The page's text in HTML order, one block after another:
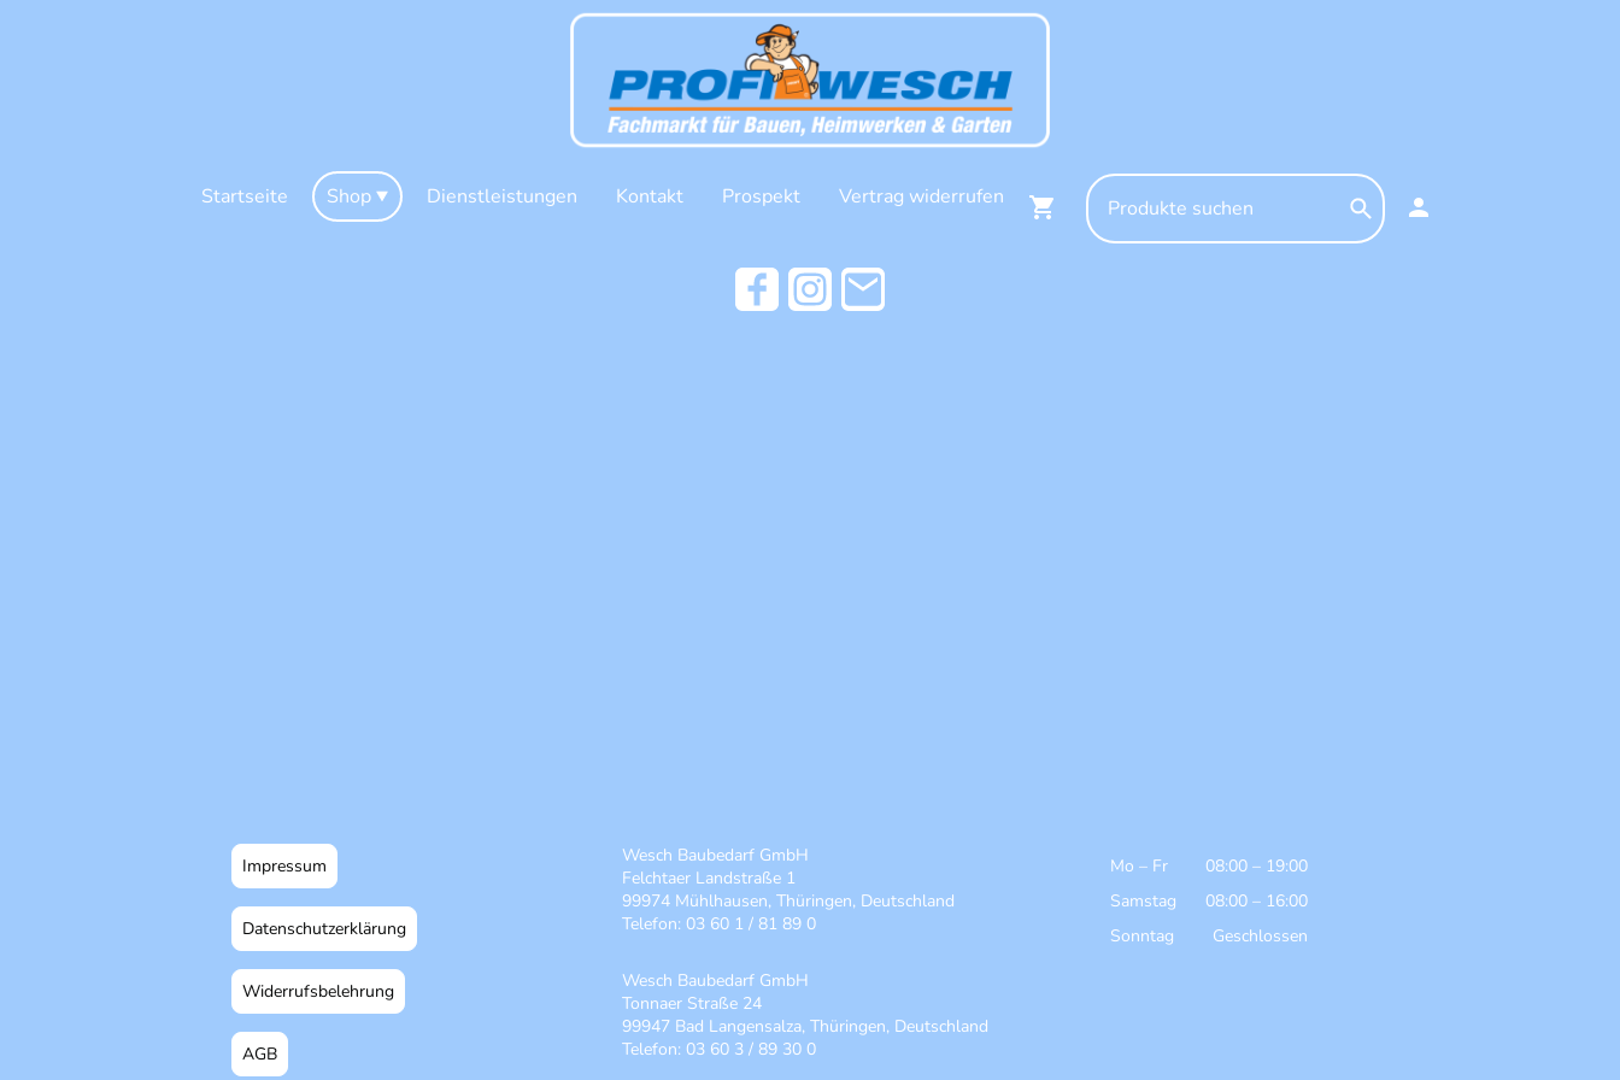
Startseite Shop Dienstleistungen Kontakt Prospekt Vertrag widerrufen
Impressum Mo – Fr 08:00 – 19:00
Samstag
08:00 – 16:00
Sonntag
Geschlossen
AGB
Datenschutzerklärung
Widerrufsbelehrung
Wesch Baubedarf GmbH
Felchtaer Landstraße 1
99974 Mühlhausen, Thüringen, Deutschland
Telefon: 03 60 1 / 81 89 0
Wesch Baubedarf GmbH
Tonnaer Straße 24
99947 Bad Langensalza, Thüringen, Deutschland
Telefon: 03 60 3 / 89 30 0